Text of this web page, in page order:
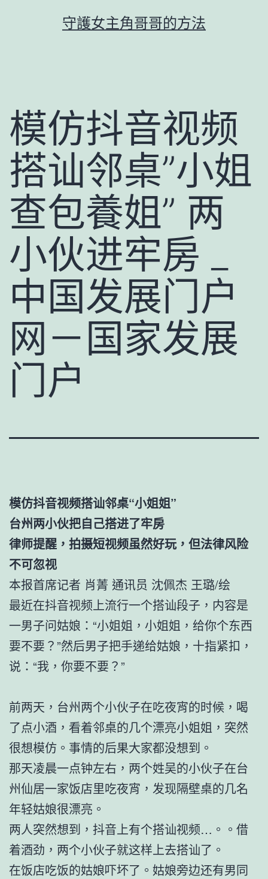
守護女主角哥哥的方法
模仿抖音视频
搭讪邻桌”小姐
查包養姐” 两
小伙进牢房 _
中国发展门户
网－国家发展
门户
模仿抖音视频搭讪邻桌“小姐姐”
台州两小伙把自己搭进了牢房
律师提醒，拍摄短视频虽然好玩，但法律风险
不可忽视
本报首席记者 肖菁 通讯员 沈佩杰 王璐/绘
最近在抖音视频上流行一个搭讪段子，内容是
一男子问姑娘：“小姐姐，小姐姐，给你个东西
要不要？”然后男子把手递给姑娘，十指紧扣，
说：“我，你要不要？”
前两天，台州两个小伙子在吃夜宵的时候，喝
了点小酒，看着邻桌的几个漂亮小姐姐，突然
很想模仿。事情的后果大家都没想到。
那天凌晨一点钟左右，两个姓吴的小伙子在台
州仙居一家饭店里吃夜宵，发现隔壁桌的几名
年轻姑娘很漂亮。
两人突然想到，抖音上有个搭讪视频…。。借
着酒劲，两个小伙子就这样上去搭讪了。
在饭店吃饭的姑娘吓坏了。姑娘旁边还有男同